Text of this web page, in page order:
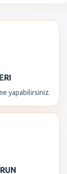
yapabilirsiniz.